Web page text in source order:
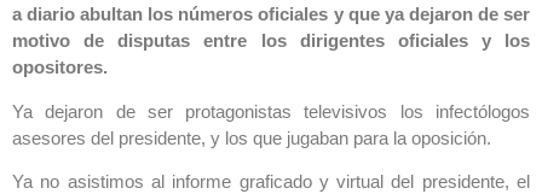
a diario abultan los números oficiales y que ya dejaron de ser
motivo de disputas entre los dirigentes oficiales y los
opositores.
Ya dejaron de ser protagonistas televisivos los infectólogos
asesores del presidente, y los que jugaban para la oposición.
Ya no asistimos al informe graficado y virtual del presidente, el